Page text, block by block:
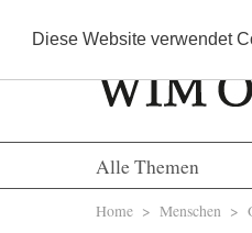
Diese Website verwendet
Alle Themen
Sie sind
Home > Menschen >